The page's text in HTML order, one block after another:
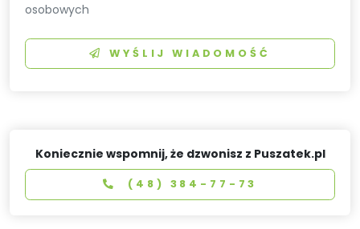
osobowych
WYŚLIJ WIADOMOŚĆ
Koniecznie wspomnij, że dzwonisz z Puszatek.pl
(48) 384-77-73